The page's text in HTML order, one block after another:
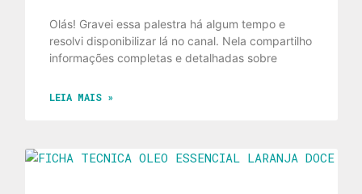
Olás! Gravei essa palestra há algum tempo e
resolvi disponibilizar lá no canal. Nela compartilho
informações completas e detalhadas sobre
LEIA MAIS »